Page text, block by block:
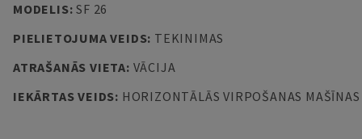
MODELIS:SF 26
PIELIETOJUMA VEIDS: TEKINIMAS
ATRAŠANĀS VIETA: VĀCIJA
IEKĀRTAS VEIDS: HORIZONTĀLĀS VIRPOŠANAS MAŠĪNAS